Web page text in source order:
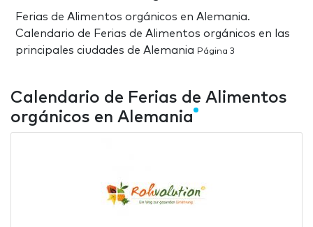
Ferias de Alimentos orgánicos en Alemania.
Calendario de Ferias de Alimentos orgánicos en las
principales ciudades de Alemania Página 3
Calendario de Ferias de Alimentos
orgánicos en Alemania